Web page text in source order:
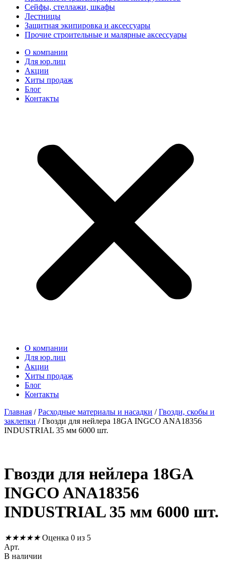
Сейфы, стеллажи, шкафы
Лестницы
Защитная экипировка и аксессуары
Прочие строительные и малярные аксессуары
О компании
Для юр.лиц
Акции
Хиты продаж
Блог
Контакты
О компании
Для юр.лиц
Акции
Хиты продаж
Блог
Контакты
Главная /Расходные материалы и насадки /Гвозди, скобы и
заклепки / Гвозди для нейлера 18GA INGCO ANA18356
INDUSTRIAL 35 мм 6000 шт.
Гвозди для нейлера 18GA
INGCO ANA18356
INDUSTRIAL 35 мм 6000 шт.
★★★★★ Оценка 0 из 5
Арт.
В наличии